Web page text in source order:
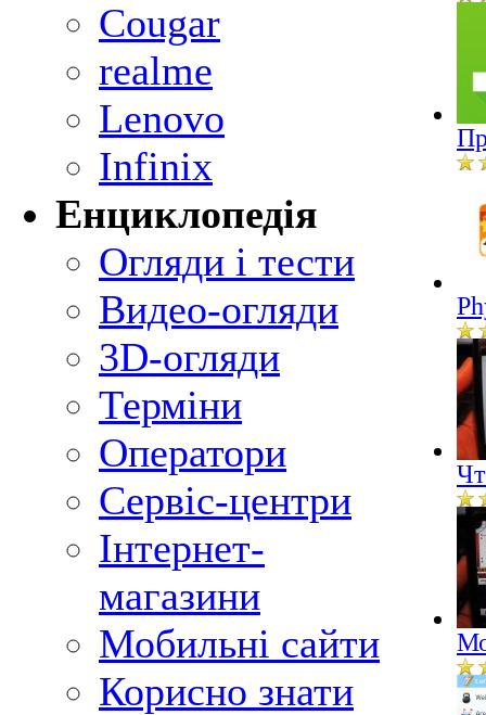
Cougar
realme
Lenovo
Infinix
Енциклопедія
Огляди і тести
Видео-огляди
3D-огляди
Терміни
Оператори
Сервіс-центри
Інтернет-
магазини
Мобильні сайти
Корисно знати